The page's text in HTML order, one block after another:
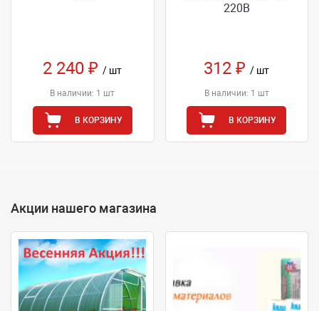
2 240 ₽/ шт
В наличии: 1 шт
В КОРЗИНУ
220В
312 ₽/ шт
В наличии: 1 шт
В КОРЗИНУ
Акции нашего магазина